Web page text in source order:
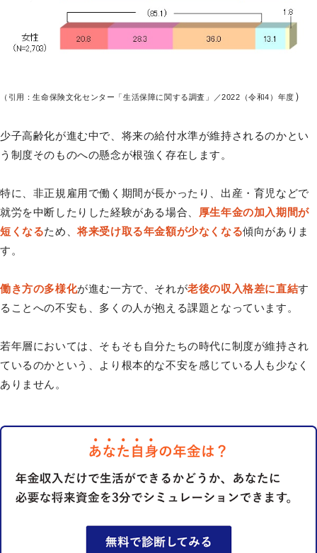
（引用：生命保険文化センター「生活保障に関する調査」／2022（令和4）年度 ）
少子高齢化が進む中で、将来の給付水準が維持されるのかとい
う制度そのものへの懸念が根強く存在します。
特に、非正規雇用で働く期間が長かったり、出産・育児などで
就労を中断したりした経験がある場合、 厚生年金の加入期間が
短くなるため、将来受け取る年金額が少なくなる傾向がありま
す。
働き方の多様化が進む一方で、それが老後の収入格差に直結す
ることへの不安も、多くの人が抱える課題となっています。
若年層においては、そもそも自分たちの時代に制度が維持され
ているのかという、より根本的な不安を感じている人も少なく
ありません。